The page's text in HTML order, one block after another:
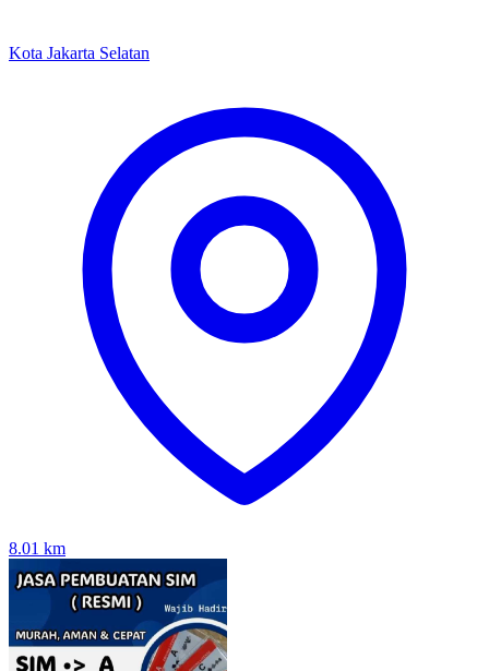
Kota Jakarta Selatan
8.01 km